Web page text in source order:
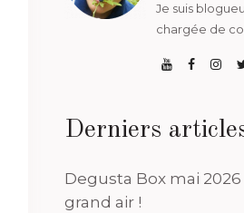
Je suis
chargée de
Derniers
Degusta Box mai 2026
grand air !